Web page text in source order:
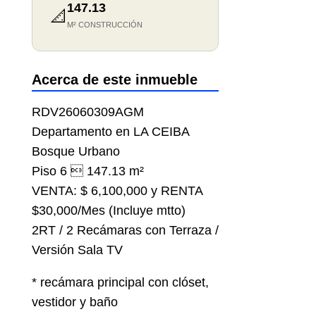
📐 147.13
M² CONSTRUCCIÓN
Acerca de este inmueble
RDV26060309AGM
Departamento en LA CEIBA
Bosque Urbano
Piso 6  147.13 m²
VENTA: $ 6,100,000 y RENTA
$30,000/Mes (Incluye mtto)
2RT / 2 Recámaras con Terraza /
Versión Sala TV
* recámara principal con clóset,
vestidor y baño